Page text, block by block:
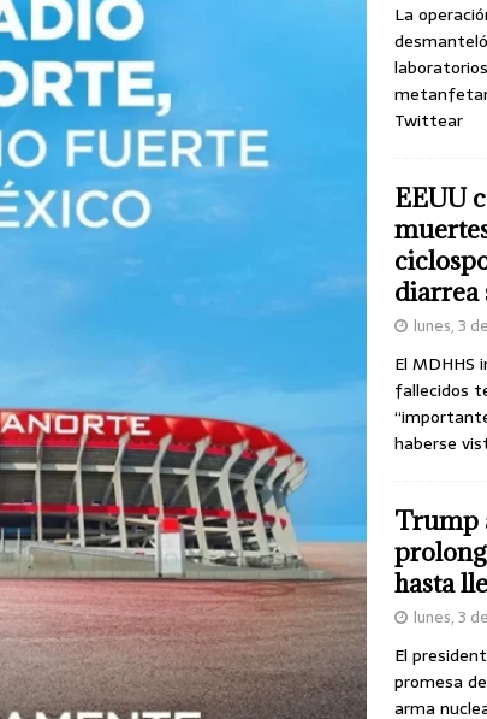
La
Twittear
EEUU
diarrea
lunes, 3
El MDHHS
fallecidos
haberse
Trump
hasta
lunes, 3
El
promesa
arma